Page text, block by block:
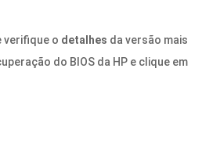
verifique o detalhes da versão mais
do BIOS da HP e clique em